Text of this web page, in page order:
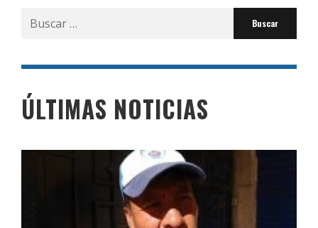
Buscar
por:
ÚLTIMAS NOTICIAS